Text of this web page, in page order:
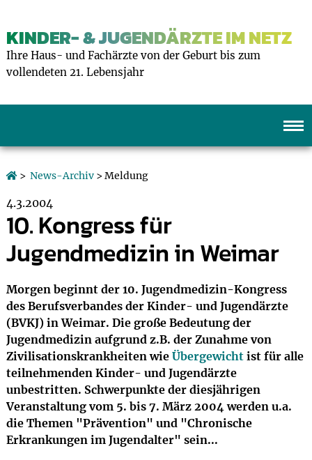
KINDER- & JUGENDÄRZTE IM NETZ
Ihre Haus- und Fachärzte von der Geburt bis zum
vollendeten 21. Lebensjahr
> News-Archiv> Meldung
4.3.2004
10. Kongress für
Jugendmedizin in Weimar
Morgen beginnt der 10. Jugendmedizin-Kongress
des Berufsverbandes der Kinder- und Jugendärzte
(BVKJ) in Weimar. Die große Bedeutung der
Jugendmedizin aufgrund z.B. der Zunahme von
Zivilisationskrankheiten wie Übergewichtist für alle
teilnehmenden Kinder- und Jugendärzte
unbestritten. Schwerpunkte der diesjährigen
Veranstaltung vom 5. bis 7. März 2004 werden u.a.
die Themen "Prävention" und "Chronische
Erkrankungen im Jugendalter" sein...